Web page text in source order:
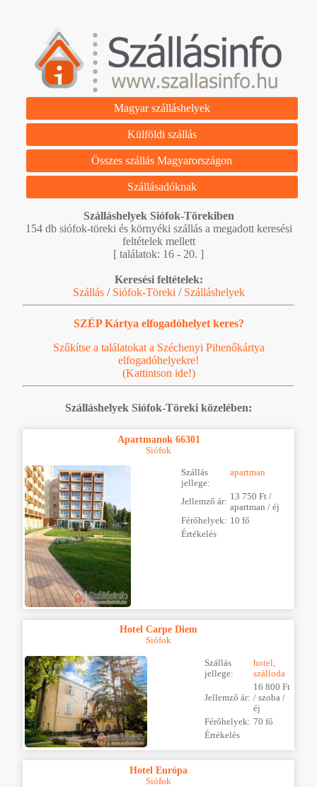
Magyar szálláshelyek
Külföldi szállás
Összes szállás Magyarországon
Szállásadóknak
Szálláshelyek Siófok-Törekiben
154 db siófok-töreki és környéki szállás a megadott keresési
feltételek mellett
[ találatok: 16 - 20. ]
Keresési feltételek:
Szállás/ Siófok-Töreki / Szálláshelyek
SZÉP Kártya elfogadóhelyet keres?
Szűkítse a találatokat a Széchenyi Pihenőkártya
elfogadóhelyekre!
(Kattintson ide!)
Szálláshelyek Siófok-Töreki közelében:
Apartmanok 66301
Siófok
Szállás
jellege:
apartman
Jellemző ár: 13 750 Ft /
apartman / éj
Férőhelyek: 10 fő
Értékelés
Hotel Carpe Diem
Siófok
Szállás
jellege:
hotel,
szálloda
Jellemző ár:
16 800 Ft
/ szoba /
éj
Férőhelyek: 70 fő
Értékelés
Hotel Európa
Siófok